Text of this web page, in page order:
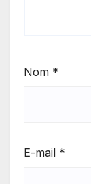
Nom *
E-mail *